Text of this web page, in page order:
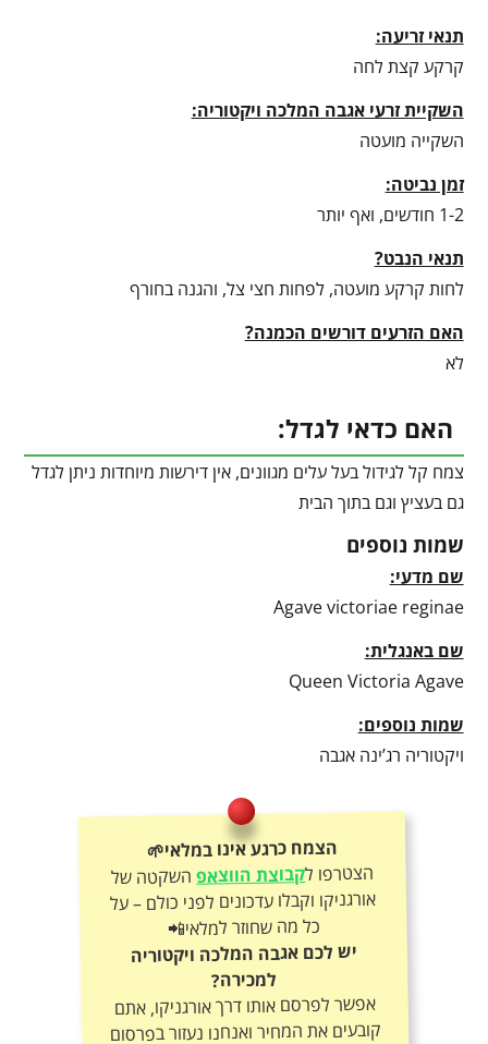
תנאי זריעה:
קרקע קצת לחה
השקיית זרעי אגבה המלכה ויקטוריה:
השקייה מועטה
זמן נביטה:
1-2 חודשים, ואף יותר
תנאי הנבט?
לחות קרקע מועטה, לפחות חצי צל, והגנה בחורף
האם הזרעים דורשים הכמנה?
לא
האם כדאי לגדל:
צמח קל לגידול בעל עלים מגוונים, אין דירשות מיוחדות ניתן לגדל
גם בעציץ וגם בתוך הבית
שמות נוספים
שם מדעי:
Agave victoriae reginae
שם באנגלית:
Queen Victoria Agave
שמות נוספים:
ויקטוריה רג’ינה אגבה
הצמח כרגע אינו במלאי🌱
הצטרפו לקבוצת הווצאפהשקטה של
אורגניקו וקבלו עדכונים לפני כולם – על
כל מה שחוזר למלאי📲
יש לכם אגבה המלכה ויקטוריה
למכירה?
אפשר לפרסם אותו דרך אורגניקו, אתם
קובעים את המחיר ואנחנו נעזור בפרסום